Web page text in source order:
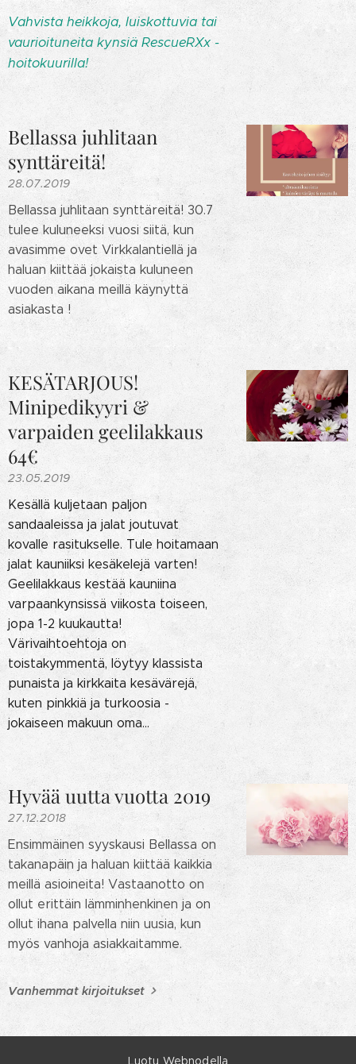
Vahvista heikkoja, luiskottuvia tai
vaurioituneita kynsiä RescueRXx -
hoitokuurilla!
Bellassa juhlitaan
synttäreitä!
28.07.2019
Bellassa juhlitaan synttäreitä! 30.7
tulee kuluneeksi vuosi siitä, kun
avasimme ovet Virkkalantiellä ja
haluan kiittää jokaista kuluneen
vuoden aikana meillä käynyttä
asiakasta !
KESÄTARJOUS!
Minipedikyyri &
varpaiden geelilakkaus
64€
23.05.2019
Kesällä kuljetaan paljon
sandaaleissa ja jalat joutuvat
kovalle rasitukselle. Tule hoitamaan
jalat kauniiksi kesäkelejä varten!
Geelilakkaus kestää kauniina
varpaankynsissä viikosta toiseen,
jopa 1-2 kuukautta!
Värivaihtoehtoja on
toistakymmentä, löytyy klassista
punaista ja kirkkaita kesävärejä,
kuten pinkkiä ja turkoosia -
jokaiseen makuun oma...
Hyvää uutta vuotta 2019
27.12.2018
Ensimmäinen syyskausi Bellassa on
takanapäin ja haluan kiittää kaikkia
meillä asioineita! Vastaanotto on
ollut erittäin lämminhenkinen ja on
ollut ihana palvella niin uusia, kun
myös vanhoja asiakkaitamme.
Vanhemmat kirjoitukset
Luotu Webnodella